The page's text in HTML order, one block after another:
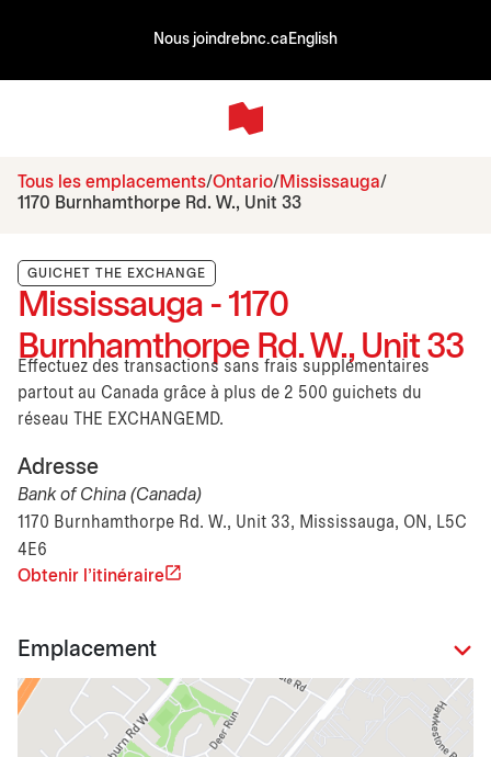
Nous joindrebnc.ca English
Tous les emplacements Ontario Mississauga
1170 Burnhamthorpe Rd. W., Unit 33
GUICHET THE EXCHANGE
Mississauga - 1170
Burnhamthorpe Rd. W., Unit 33
Effectuez des transactions sans frais supplémentaires
partout au Canada grâce à plus de 2 500 guichets du
réseau THE EXCHANGEMD.
Adresse
Bank of China (Canada)
1170 Burnhamthorpe Rd. W., Unit 33, Mississauga, ON, L5C
4E6
Obtenir l'itinéraire
Emplacement